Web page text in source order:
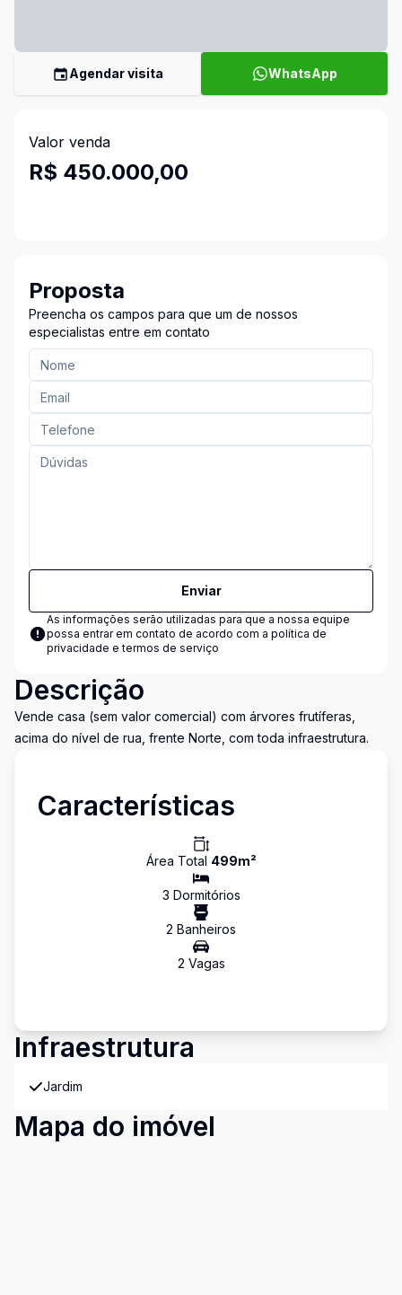
Agendar visita WhatsApp
Valor venda
R$ 450.000,00
Proposta
Preencha os campos para que um de nossos
especialistas entre em contato
Enviar
As informações serão utilizadas para que a nossa equipe
possa entrar em contato de acordo com a política de
privacidade e termos de serviço
Descrição
Vende casa (sem valor comercial) com árvores frutíferas,
acima do nível de rua, frente Norte, com toda infraestrutura.
Características
Área Total 499m²
3 Dormitórios
2 Banheiros
2 Vagas
Infraestrutura
Jardim
Mapa do imóvel